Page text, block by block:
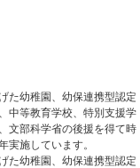
た幼稚園、幼保連携型認定
中等教育学校、特別支援学
文部科学省の後援を得て時
実施しています。
た幼稚園、幼保連携型認定